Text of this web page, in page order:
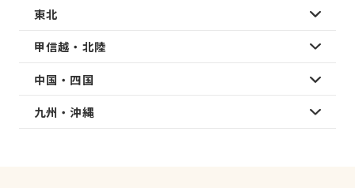
東北
甲信越・北陸
中国・四国
九州・沖縄